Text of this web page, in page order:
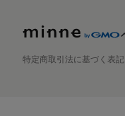
特定商取引法に基づく表記